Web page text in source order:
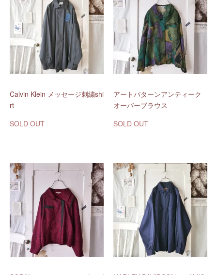
Calvin Klein メッセージ刺繍shi
rt
SOLD OUT
アートパターンアンティーク
オーバーブラウス
SOLD OUT